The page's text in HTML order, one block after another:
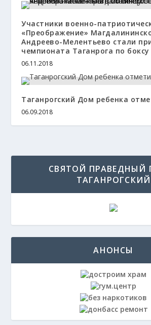
Участники военно-
«Преображение»
Андреево-Мелентьево стали
чемпионата Таганрога по боксу
06.11.2018
Таганрогский Дом ребенка
06.09.2018
СВЯТОЙ ПРАВЕДНЫЙ
ТАГАНРОГСКИЙ
АНОНСЫ